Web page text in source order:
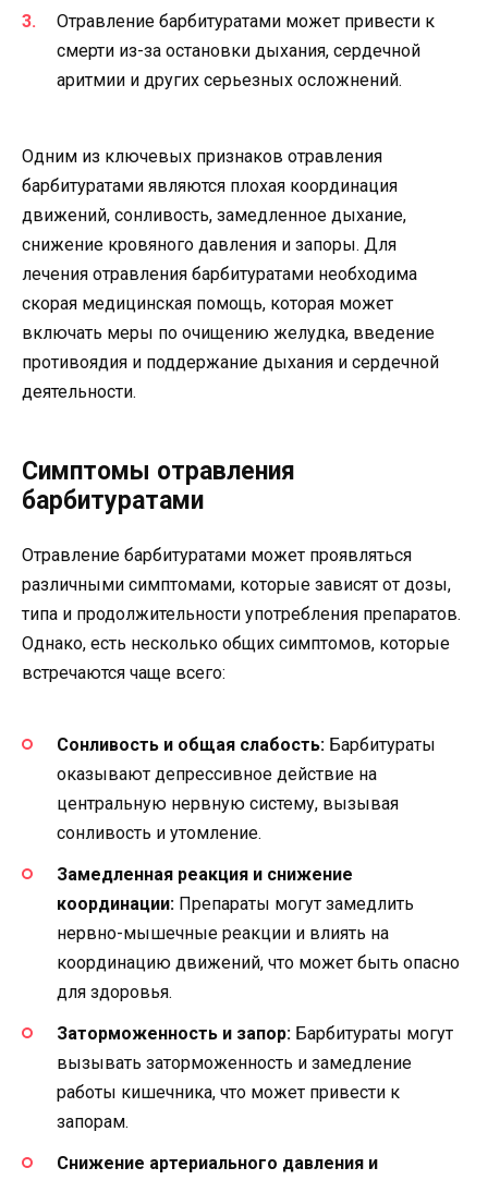
Отравление барбитуратами может привести к
смерти из-за остановки дыхания, сердечной
аритмии и других серьезных осложнений.
Одним из ключевых признаков отравления
барбитуратами являются плохая координация
движений, сонливость, замедленное дыхание,
снижение кровяного давления и запоры. Для
лечения отравления барбитуратами необходима
скорая медицинская помощь, которая может
включать меры по очищению желудка, введение
противоядия и поддержание дыхания и сердечной
деятельности.
Симптомы отравления
барбитуратами
Отравление барбитуратами может проявляться
различными симптомами, которые зависят от дозы,
типа и продолжительности употребления препаратов.
Однако, есть несколько общих симптомов, которые
встречаются чаще всего:
Сонливость и общая слабость: Барбитураты
оказывают депрессивное действие на
центральную нервную систему, вызывая
сонливость и утомление.
Замедленная реакция и снижение
координации: Препараты могут замедлить
нервно-мышечные реакции и влиять на
координацию движений, что может быть опасно
для здоровья.
Заторможенность и запор: Барбитураты могут
вызывать заторможенность и замедление
работы кишечника, что может привести к
запорам.
Снижение артериального давления и